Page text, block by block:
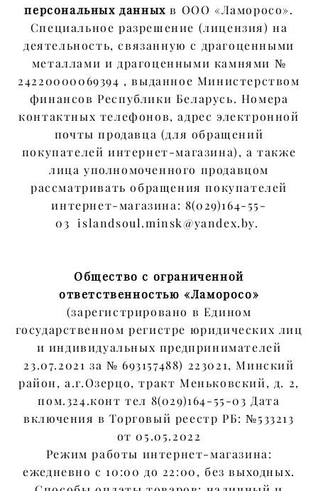
персональных данных в ООО «Ламоросо».
Специальное разрешение (лицензия) на
деятельность, связанную с драгоценными
металлами и драгоценными камнями №
24220000069394 , выданное Министерством
финансов Республики Беларусь. Номера
контактных телефонов, адрес электронной
почты продавца (для обращений
покупателей интернет-магазина), а также
лица уполномоченного продавцом
рассматривать обращения покупателей
интернет-магазина: 8(029)164-55-
03 islandsoul.minsk@yandex.by.
Общество с ограниченной
ответственностью «Ламоросо»
(зарегистрировано в Едином
государственном регистре юридических лиц
и индивидуальных предпринимателей
23.07.2021 за № 693157488) 223021, Минский
район, а.г.Озерцо, тракт Меньковский, д. 2,
пом.324.конт тел 8(029)164-55-03 Дата
включения в Торговый реестр РБ: №533213
от 05.05.2022
Режим работы интернет-магазина:
ежедневно с 10:00 до 22:00, без выходных.